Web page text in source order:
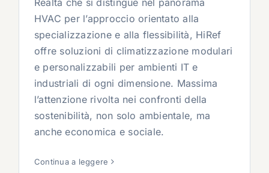
Realtà che si distingue nel panorama
HVAC per l’approccio orientato alla
specializzazione e alla flessibilità, HiRef
offre soluzioni di climatizzazione modulari
e personalizzabili per ambienti IT e
industriali di ogni dimensione. Massima
l’attenzione rivolta nei confronti della
sostenibilità, non solo ambientale, ma
anche economica e sociale.
Continua a leggere